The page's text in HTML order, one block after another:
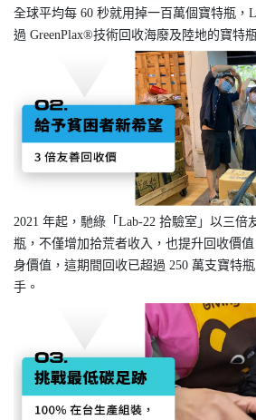
全球平均每 60 秒就用掉一百萬個寶特瓶，
過 GreenPlax®技術回收海廢及陸地的寶特
2021 年起，馳綠「Lab-22 拾驗室」以三倍
瓶，不僅增加拾荒者收入，也提升回收價
身價值，這期間回收已超過 250 萬支寶特
手。